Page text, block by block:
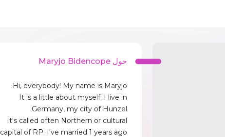
حول Maryjo Bidencope
Hi, everybody! My name is Maryjo.
It is a little about myself: I live in
Germany, my city of Hunzel.
It's called often Northern or cultural
capital of RP. I've married 1 years ago.